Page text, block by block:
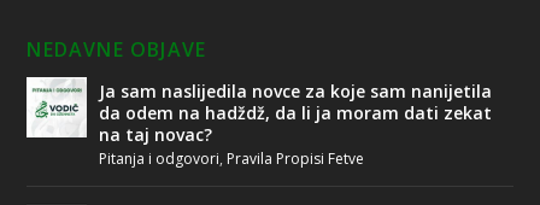
NEDAVNE OBJAVE
Ja sam naslijedila novce za koje sam nanijetila
da odem na hadždž, da li ja moram dati zekat
na taj novac?
Pitanja i odgovori, Pravila Propisi Fetve